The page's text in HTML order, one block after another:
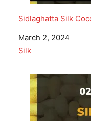
Sidlaghatta Silk
Date
March 2, 2024
In relation to
Silk